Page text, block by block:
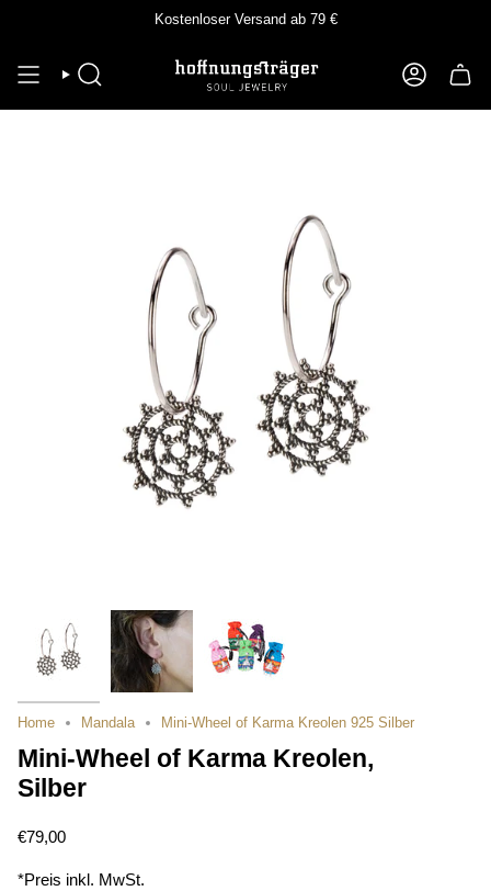
Kostenloser Versand ab 79 €
SUCHE KONTO
Home Mandala Mini-Wheel of Karma Kreolen 925 Silber
Mini-Wheel of Karma Kreolen,
Silber
€79,00
*Preis inkl. MwSt.